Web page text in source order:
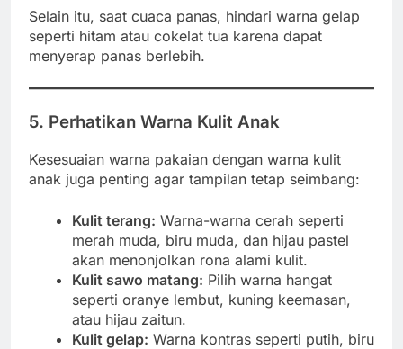
Selain itu, saat cuaca panas, hindari warna gelap
seperti hitam atau cokelat tua karena dapat
menyerap panas berlebih.
5. Perhatikan Warna Kulit Anak
Kesesuaian warna pakaian dengan warna kulit
anak juga penting agar tampilan tetap seimbang:
Kulit terang: Warna-warna cerah seperti
merah muda, biru muda, dan hijau pastel
akan menonjolkan rona alami kulit.
Kulit sawo matang: Pilih warna hangat
seperti oranye lembut, kuning keemasan,
atau hijau zaitun.
Kulit gelap: Warna kontras seperti putih, biru